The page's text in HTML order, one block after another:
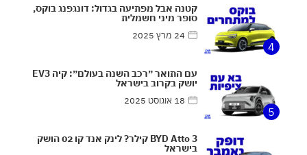
4
קטנה אבל מפתיעה בגדול: דונגפנג בוקס,
סופר מיני חשמלית
24 מרץ 2025
5
עם התואר ״רכב השנה בעולם״: קיה EV3
יושק בקרוב בישראל
18 אוגוסט 2025
BYD Atto 3 קילר? לינק אנד קו 02 הושק
בישראל